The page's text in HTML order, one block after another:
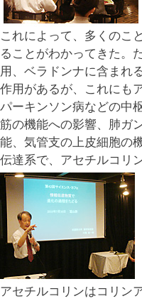
これによって、多くのこ
ることがわかってきた。
用、ベラドンナに含まれ
作用があるが、これにも
パーキンソン病などの中
筋の機能への影響、肺ガ
能、気管支の上皮細胞の
伝達系で、アセチルコリ
アセチルコリンはコリン